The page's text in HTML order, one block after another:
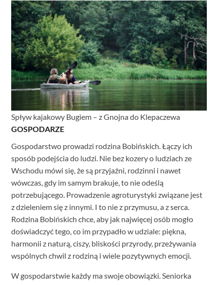
Spływ kajakowy Bugiem – z Gnojna do Klepaczewa
GOSPODARZE
Gospodarstwo prowadzi rodzina Bobińskich. Łączy ich
sposób podejścia do ludzi. Nie bez kozery o ludziach ze
Wschodu mówi się, że są przyjaźni, rodzinni i nawet
wówczas, gdy im samym brakuje, to nie odeślą
potrzebującego. Prowadzenie agroturystyki związane jest
z dzieleniem się z innymi. I to nie z przymusu, a z serca.
Rodzina Bobińskich chce, aby jak najwięcej osób mogło
doświadczyć tego, co im przypadło w udziale: piękna,
harmonii z naturą, ciszy, bliskości przyrody, przeżywania
wspólnych chwil z rodziną i wiele pozytywnych emocji.
W gospodarstwie każdy ma swoje obowiązki. Seniorka